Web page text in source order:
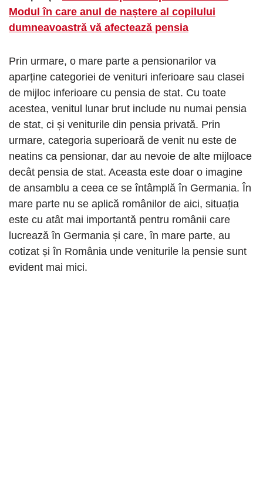
Modul în care anul de naștere al copilului
dumneavoastră vă afectează pensia
Prin urmare, o mare parte a pensionarilor va
aparține categoriei de venituri inferioare sau clasei
de mijloc inferioare cu pensia de stat. Cu toate
acestea, venitul lunar brut include nu numai pensia
de stat, ci și veniturile din pensia privată. Prin
urmare, categoria superioară de venit nu este de
neatins ca pensionar, dar au nevoie de alte mijloace
decât pensia de stat. Aceasta este doar o imagine
de ansamblu a ceea ce se întâmplă în Germania. În
mare parte nu se aplică românilor de aici, situația
este cu atât mai importantă pentru românii care
lucrează în Germania și care, în mare parte, au
cotizat și în România unde veniturile la pensie sunt
evident mai mici.